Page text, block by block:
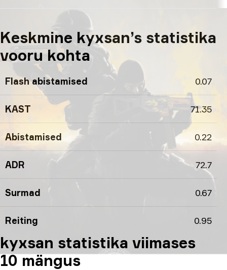
Keskmine kyxsan’s statistika
vooru kohta
Flash abistamised 0.07
KAST 71.35
Abistamised 0.22
ADR 72.7
Surmad 0.67
Reiting 0.95
kyxsan statistika viimases
10 mängus